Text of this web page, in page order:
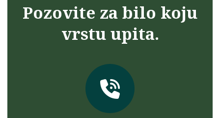
Pozovite za bilo koju
vrstu upita.